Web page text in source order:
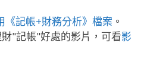
《記帳+財務分析》檔案 。
"記帳"好處的影片，可看影